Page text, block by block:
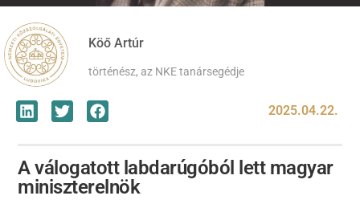
Köő Artúr
történész, az NKE tanársegédje
2025.04.22.
A válogatott labdarúgóból lett magyar
miniszterelnök